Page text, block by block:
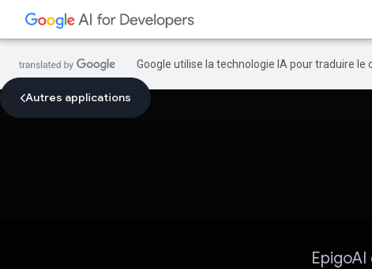
Google utilise la technologie IA pour traduire
Autres applications